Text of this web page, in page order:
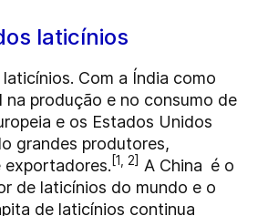
laticínios
Com a Índia como
na produção e no consumo de
e os Estados Unidos
grandes produtores,
exportadores. [1, 2] A China é o
de laticínios do mundo e o
de laticínios continua